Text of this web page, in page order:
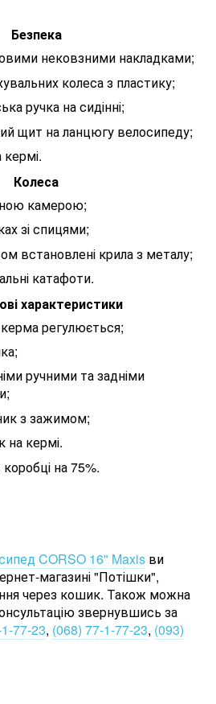
Безпека
нековзними накладками;
колеса з пластику;
ручка на сидінні;
щит на ланцюгу велосипеду;
Колеса
камерою;
зі спицями;
встановлені крила з металу;
катафоти.
характеристики
регулюється;
ручними та задніми
з зажимом;
на кермі.
на 75%.
CORSO 16" Maxis ви
магазині "Потішки",
через кошик. Також можна
звернувшись за
77-23, (068) 77-1-77-23, (093)